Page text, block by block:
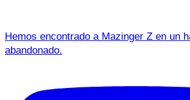
Hemos encontrado a Mazinger Z en un
abandonado.